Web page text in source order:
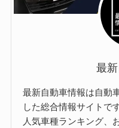
最
最新自動車情報は自動
した総合情報サイトで
人気車種ランキング、